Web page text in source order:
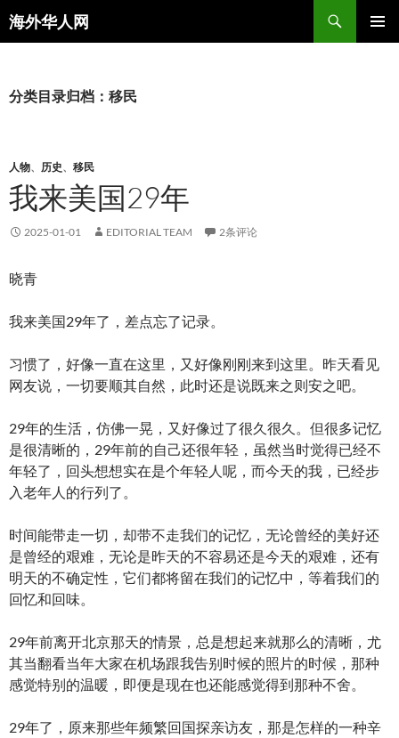
海外华人网
搜
索
文
分类目录归档：移民
人物、 历史、 移民
我来美国29年
2025-01-01 EDITORIAL TEAM 2条评论
晓青
我来美国29年了，差点忘了记录。
习惯了，好像一直在这里，又好像刚刚来到这里。昨天看见
网友说，一切要顺其自然，此时还是说既来之则安之吧。
29年的生活，仿佛一晃，又好像过了很久很久。但很多记忆
是很清晰的，29年前的自己还很年轻，虽然当时觉得已经不
年轻了，回头想想实在是个年轻人呢，而今天的我，已经步
入老年人的行列了。
时间能带走一切，却带不走我们的记忆，无论曾经的美好还
是曾经的艰难，无论是昨天的不容易还是今天的艰难，还有
明天的不确定性，它们都将留在我们的记忆中，等着我们的
回忆和回味。
29年前离开北京那天的情景，总是想起来就那么的清晰，尤
其当翻看当年大家在机场跟我告别时候的照片的时候，那种
感觉特别的温暖，即便是现在也还能感觉得到那种不舍。
29年了，原来那些年频繁回国探亲访友，那是怎样的一种辛